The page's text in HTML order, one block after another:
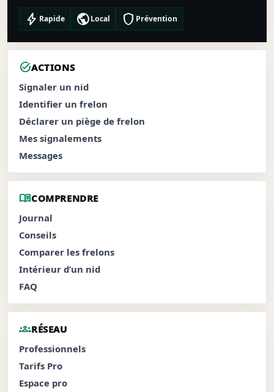
bolt Rapide publicLocal shield Prévention
task_altACTIONS
Signaler un nid
Identifier un frelon
Déclarer un piège de frelon
Mes signalements
Messages
menu_bookCOMPRENDRE
Journal
Conseils
Comparer les frelons
Intérieur d’un nid
FAQ
groupsRÉSEAU
Professionnels
Tarifs Pro
Espace pro